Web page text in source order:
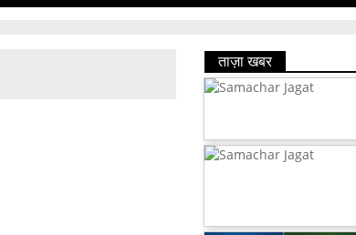
ताज़ा खबर